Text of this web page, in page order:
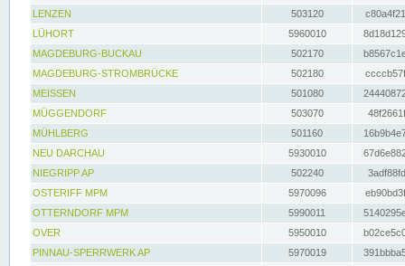
LENZEN
503120
LÜHORT
5960010
MAGDEBURG-BUCKAU
502170
MAGDEBURG-STROMBRÜCKE
502180
MEISSEN
501080
MÜGGENDORF
503070
MÜHLBERG
501160
NEU DARCHAU
5930010
NIEGRIPP AP
502240
OSTERIFF MPM
5970096
OTTERNDORF MPM
5990011
OVER
5950010
PINNAU-SPERRWERK AP
5970019